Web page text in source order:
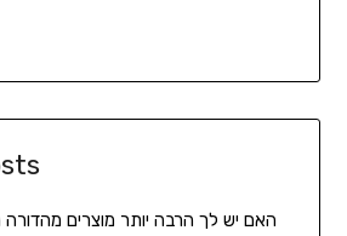
האם יש לך הרבה יותר מוצרים מהדורה